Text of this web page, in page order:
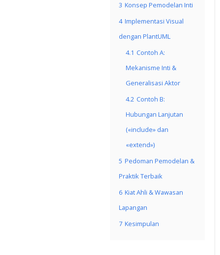
3 Konsep Pemodelan Inti
4 Implementasi Visual
dengan PlantUML
4.1 Contoh A:
Mekanisme Inti &
Generalisasi Aktor
4.2 Contoh B:
Hubungan Lanjutan
(«include» dan
«extend»)
5 Pedoman Pemodelan &
Praktik Terbaik
6 Kiat Ahli & Wawasan
Lapangan
7 Kesimpulan